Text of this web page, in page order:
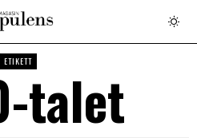
ETIKETT
talet